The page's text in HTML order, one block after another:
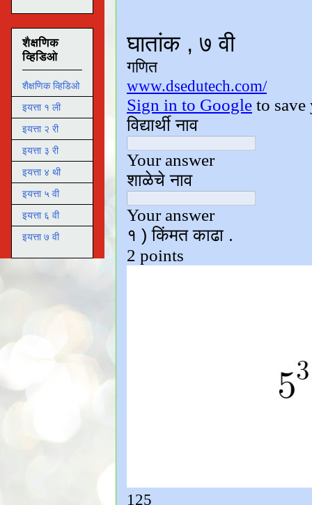
शैक्षणिक
व्हिडिओ
शैक्षणिक व्हिडिओ
इयत्ता १ ली
इयत्ता २ री
इयत्ता ३ री
इयत्ता ४ थी
इयत्ता ५ वी
इयत्ता ६ वी
इयत्ता ७ वी